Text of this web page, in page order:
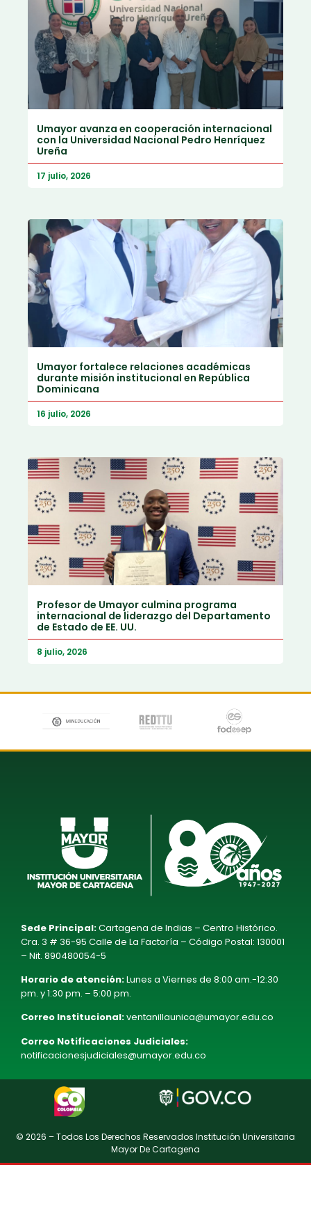
Umayor avanza en cooperación internacional
con la Universidad Nacional Pedro Henríquez
Ureña
17 julio, 2026
Umayor fortalece relaciones académicas
durante misión institucional en República
Dominicana
16 julio, 2026
Profesor de Umayor culmina programa
internacional de liderazgo del Departamento
de Estado de EE. UU.
8 julio, 2026
Sede Principal:Cartagena de Indias – Centro Histórico.
Cra. 3 # 36-95 Calle de La Factoría – Código Postal: 130001
– Nit. 890480054-5
Horario de atención:Lunes a Viernes de 8:00 am.-12:30
pm. y 1:30 pm. – 5:00 pm.
Correo Institucional:ventanillaunica@umayor.edu.co
Correo Notificaciones Judiciales:
notificacionesjudiciales@umayor.edu.co
© 2026 – Todos Los Derechos Reservados Institución Universitaria
Mayor De Cartagena